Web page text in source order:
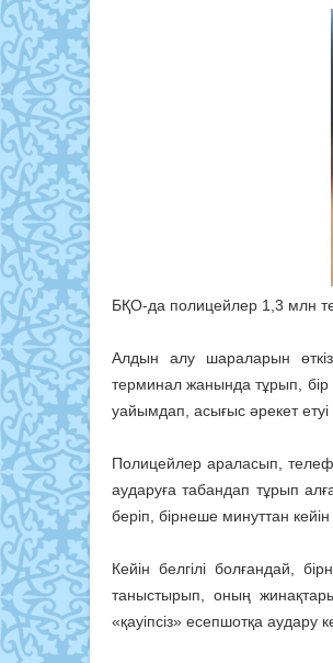
БҚО-да полицейлер 1,3 млн
Алдын алу шараларын
терминал жанында тұрып, бір
уайымдап, асығыс әрекет етуі
Полицейлер араласып,
аударуға табандап тұрып
беріп, бірнеше минуттан
Кейін белгілі болғандай,
таныстырып, оның
«қауіпсіз» есепшотқа аудару